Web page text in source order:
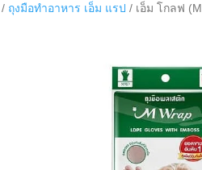
/ ถุงมือทำอาหาร เอ็ม แรป / เอ็ม โกลฟ